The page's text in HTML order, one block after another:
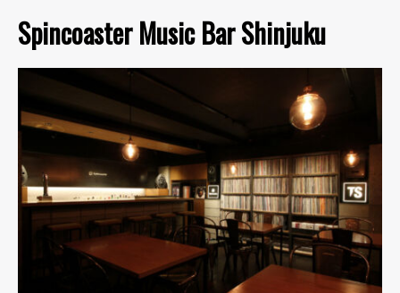
Spincoaster Music Bar Shinjuku